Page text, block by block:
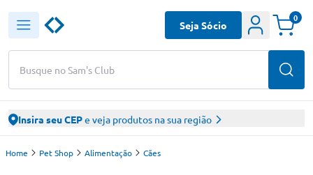
Busque no Sam's Club
Seja Sócio
0
Insira seu CEPe veja produtos na sua região
Home Pet Shop Alimentação Cães